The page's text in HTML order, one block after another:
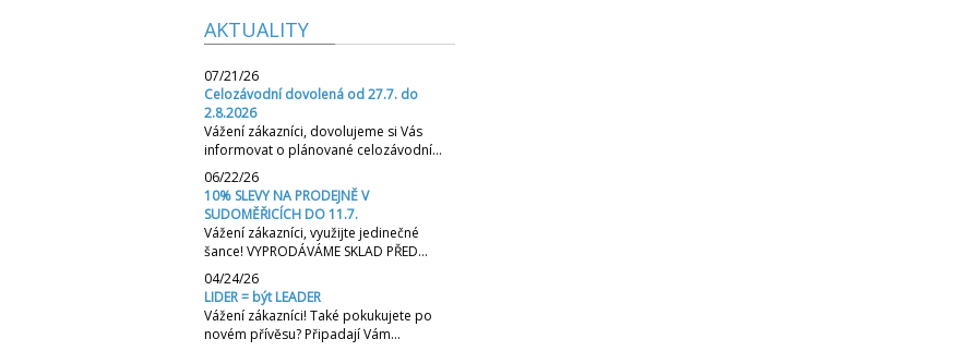
AKTUALITY
07/21/26
Celozávodní dovolená od 27.7. do
2.8.2026
Vážení zákazníci, dovolujeme si Vás
informovat o plánované celozávodní…
06/22/26
10% SLEVY NA PRODEJNĚ V
SUDOMĚŘICÍCH DO 11.7.
Vážení zákazníci, využijte jedinečné
šance! VYPRODÁVÁME SKLAD PŘED…
04/24/26
LIDER = být LEADER
Vážení zákazníci! Také pokukujete po
novém přívěsu? Připadají Vám…